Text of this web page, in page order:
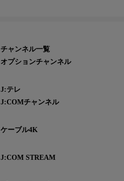
チャンネル一覧
オプションチャンネル
J:テレ
J:COMチャンネル
ケーブル4K
J:COM STREAM